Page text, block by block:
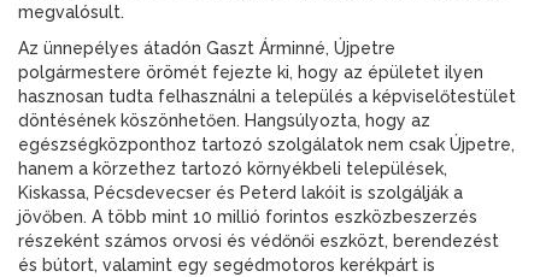
megvalósult.
Az ünnepélyes átadón Gaszt Árminné, Újpetre
polgármestere örömét fejezte ki, hogy az épületet ilyen
hasznosan tudta felhasználni a település a képviselőtestület
döntésének köszönhetően. Hangsúlyozta, hogy az
egészségközponthoz tartozó szolgálatok nem csak Újpetre,
hanem a körzethez tartozó környékbeli települések,
Kiskassa, Pécsdevecser és Peterd lakóit is szolgálják a
jövőben. A több mint 10 millió forintos eszközbeszerzés
részeként számos orvosi és védőnői eszközt, berendezést
és bútort, valamint egy segédmotoros kerékpárt is